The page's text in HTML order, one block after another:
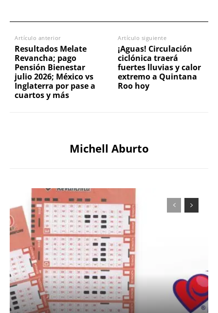
Artículo anterior
Resultados Melate
Revancha; pago
Pensión Bienestar
julio 2026; México vs
Inglaterra por pase a
cuartos y más
Artículo siguiente
¡Aguas! Circulación
ciclónica traerá
fuertes lluvias y calor
extremo a Quintana
Roo hoy
Michell Aburto